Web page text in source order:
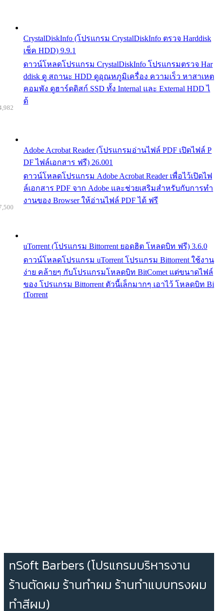
CrystalDiskInfo (โปรแกรม CrystalDiskInfo ตรวจ Harddisk
เช็ค HDD) 9.9.1
ดาวน์โหลดโปรแกรม CrystalDiskInfo โปรแกรมตรวจ Har
ddisk ดู สถานะ HDD ดูอุณหภูมิเครื่อง ความเร็ว หาสาเหต
คอมพัง ดูฮาร์ดดิสก์ SSD ทั้ง Internal และ External HDD ไ
ด้
Adobe Acrobat Reader (โปรแกรมอ่านไฟล์ PDF เปิดไฟล์ P
DF ไฟล์เอกสาร ฟรี) 26.001
ดาวน์โหลดโปรแกรม Adobe Acrobat Reader เพื่อไว้เปิดไฟ
ล์เอกสาร PDF จาก Adobe และช่วยเสริมสำหรับกับการทำ
งานของ Browser ให้อ่านไฟล์ PDF ได้ ฟรี
uTorrent (โปรแกรม Bittorrent ยอดฮิต โหลดบิท ฟรี) 3.6.0
ดาวน์โหลดโปรแกรม uTorrent โปรแกรม Bittorrent ใช้งาน
ง่าย คล้ายๆ กับโปรแกรมโหลดบิท BitComet แต่ขนาดไฟล์
ของ โปรแกรม Bittorrent ตัวนี้เล็กมากๆ เอาไว้ โหลดบิท Bi
tTorrent
nSoft Barbers (โปรแกรมบริหารงาน
ร้านตัดผม ร้านทำผม ร้านทำแบบทรงผม
ทำสีผม)